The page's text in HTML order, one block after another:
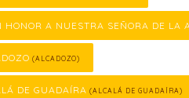
HONOR A NUESTRA SEÑORA DE LA
(ALCADOZO)
DE GUADAÍRA (ALCALÁ DE GUADAÍRA)